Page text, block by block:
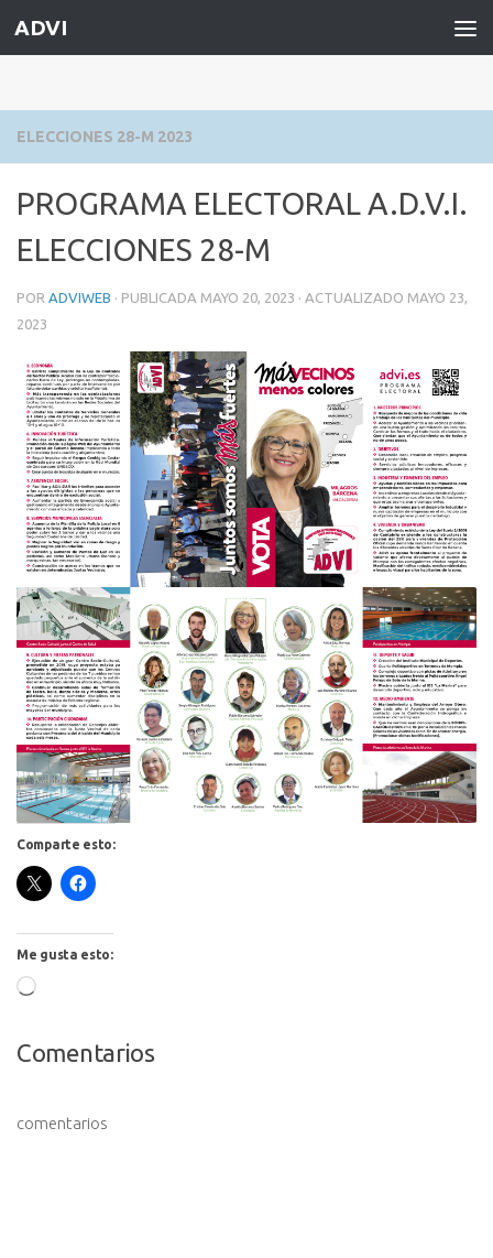
Saltar al contenido
ADVI
ELECCIONES 28-M 2023
PROGRAMA ELECTORAL A.D.V.I.
ELECCIONES 28-M
POR ADVIWEB · PUBLICADA MAYO 20, 2023 · ACTUALIZADO MAYO 23,
2023
Comparte esto:
Me gusta esto:
Cargando...
Comentarios
comentarios